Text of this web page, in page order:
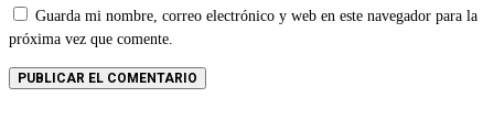
Guarda mi nombre, correo electrónico y web en este navegador para la
próxima vez que comente.